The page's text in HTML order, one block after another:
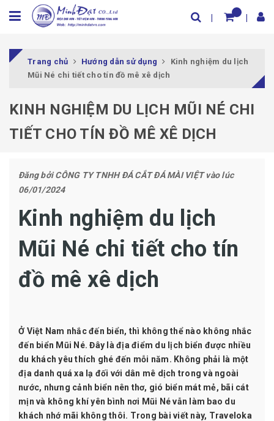
Trang chủ Hướng dẫn sử dụng
Kinh nghiệm du lịch
Mũi Né chi tiết cho tín đồ mê xê dịch
KINH NGHIỆM DU LỊCH MŨI NÉ CHI
TIẾT CHO TÍN ĐỒ MÊ XÊ DỊCH
Đăng bởiCÔNG TY TNHH ĐÁ CẮT ĐÁ MÀI VIỆTvào lúc
06/01/2024
Kinh nghiệm du lịch
Mũi Né chi tiết cho tín
đồ mê xê dịch
Ở Việt Nam nhắc đến biển, thì không thể nào không nhắc
đến biển Mũi Né. Đây là địa điểm du lịch biển được nhiều
du khách yêu thích ghé đến mỗi năm. Không phải là một
địa danh quá xa lạ đối với dân mê dịch trong và ngoài
nước, nhưng cảnh biển nên thơ, gió biển mát mẻ, bãi cát
mịn và không khí yên bình nơi Mũi Né vẫn làm bao du
khách nhớ mãi không thôi. Trong bài viết này, Traveloka